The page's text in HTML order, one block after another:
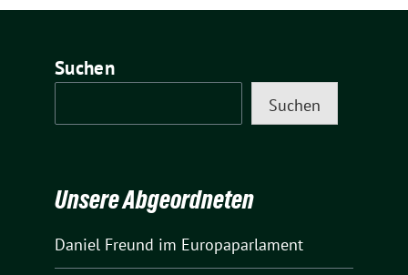
Suchen
Suchen
Unsere Abgeordneten
Daniel Freund im Europaparlament